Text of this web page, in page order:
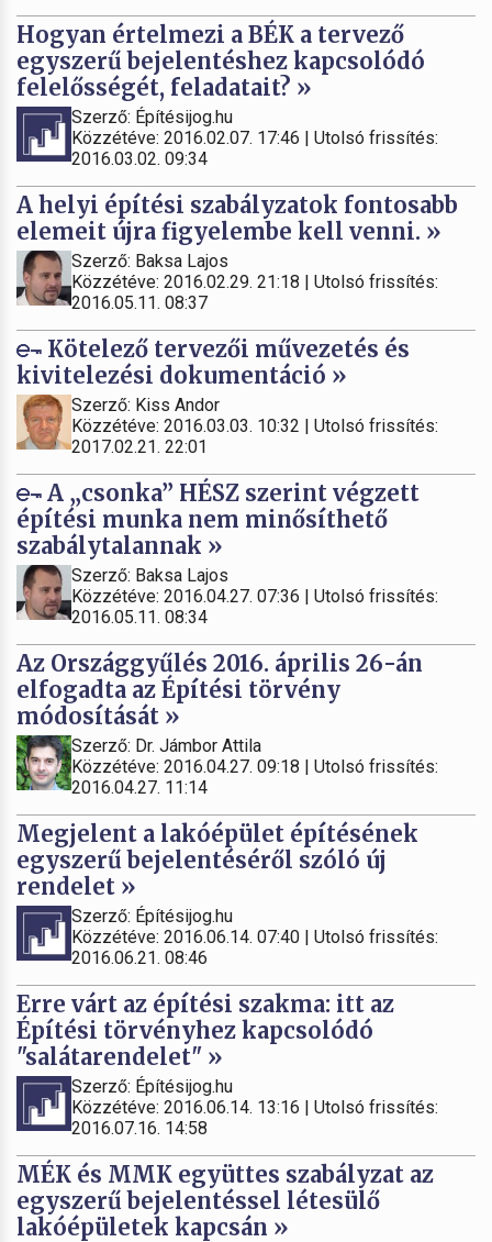
Hogyan értelmezi a BÉK a tervező
egyszerű bejelentéshez kapcsolódó
felelősségét, feladatait? »
Szerző: Építésijog.hu
Közzétéve: 2016.02.07. 17:46 | Utolsó frissítés:
2016.03.02. 09:34
A helyi építési szabályzatok fontosabb
elemeit újra figyelembe kell venni. »
Szerző: Baksa Lajos
Közzétéve: 2016.02.29. 21:18 | Utolsó frissítés:
2016.05.11. 08:37
Kötelező tervezői művezetés és
kivitelezési dokumentáció »
Szerző: Kiss Andor
Közzétéve: 2016.03.03. 10:32 | Utolsó frissítés:
2017.02.21. 22:01
A „csonka” HÉSZ szerint végzett
építési munka nem minősíthető
szabálytalannak »
Szerző: Baksa Lajos
Közzétéve: 2016.04.27. 07:36 | Utolsó frissítés:
2016.05.11. 08:34
Az Országgyűlés 2016. április 26-án
elfogadta az Építési törvény
módosítását »
Szerző: Dr. Jámbor Attila
Közzétéve: 2016.04.27. 09:18 | Utolsó frissítés:
2016.04.27. 11:14
Megjelent a lakóépület építésének
egyszerű bejelentéséről szóló új
rendelet »
Szerző: Építésijog.hu
Közzétéve: 2016.06.14. 07:40 | Utolsó frissítés:
2016.06.21. 08:46
Erre várt az építési szakma: itt az
Építési törvényhez kapcsolódó
"salátarendelet" »
Szerző: Építésijog.hu
Közzétéve: 2016.06.14. 13:16 | Utolsó frissítés:
2016.07.16. 14:58
MÉK és MMK együttes szabályzat az
egyszerű bejelentéssel létesülő
lakóépületek kapcsán »